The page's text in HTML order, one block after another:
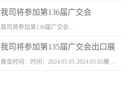
我司将参加第136届广交会
我司将参加第136届广交会...
我司将参加第135届广交会出口展
展会时间：时间：2024.05.01-2024.05.05展会地址：中国进出口商品交易会展馆福建康莱宝公司展位号12.1G37-38、H11-12，浙江康莱宝展位号17.1B23-24、C19-20...